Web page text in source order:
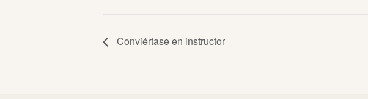
Conviértase en instructor